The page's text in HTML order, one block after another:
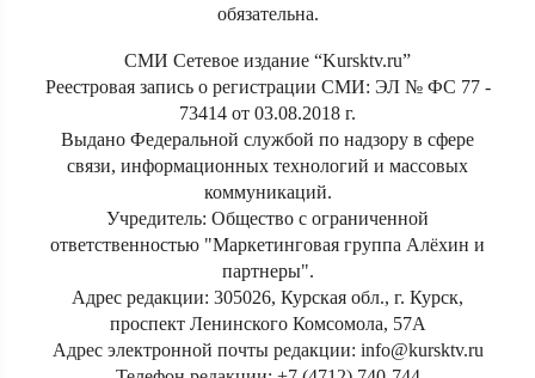
обязательна.
СМИ Сетевое издание “Kursktv.ru”
Реестровая запись о регистрации СМИ: ЭЛ № ФС 77 -
73414 от 03.08.2018 г.
Выдано Федеральной службой по надзору в сфере
связи, информационных технологий и массовых
коммуникаций.
Учредитель: Общество с ограниченной
ответственностью "Маркетинговая группа Алёхин и
партнеры".
Адрес редакции: 305026, Курская обл., г. Курск,
проспект Ленинского Комсомола, 57А
Адрес электронной почты редакции: info@kursktv.ru